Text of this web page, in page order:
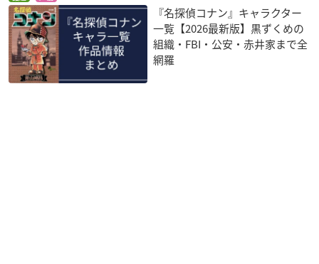
『名探偵コナン』キャラクター
一覧【2026最新版】黒ずくめの
組織・FBI・公安・赤井家まで全
網羅